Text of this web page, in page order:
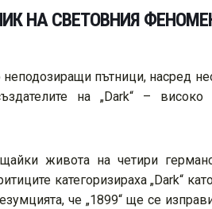
НА СВЕТОВНИЯ ФЕНОМЕН
пътници, насред
на „Dark“ – високо
живота на четири
категоризираха „Dark“
че „1899“ ще се